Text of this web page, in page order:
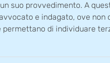
suo provvedimento. A
e indagato, ove
di individuare